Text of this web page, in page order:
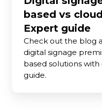
based vs
Expert guide
Check out the blog
digital signage
based solutions
guide.